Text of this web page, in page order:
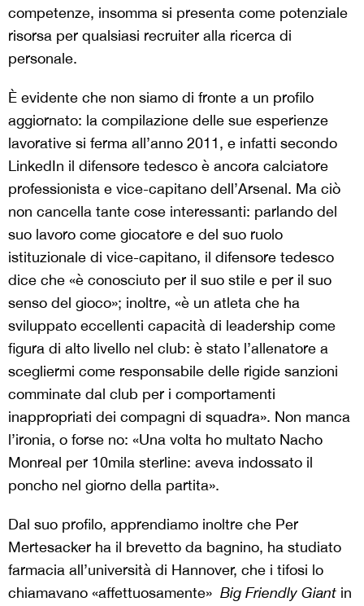
competenze, insomma si presenta come potenziale
risorsa per qualsiasi recruiter alla ricerca di
personale.
È evidente che non siamo di fronte a un profilo
aggiornato: la compilazione delle sue esperienze
lavorative si ferma all’anno 2011, e infatti secondo
LinkedIn il difensore tedesco è ancora calciatore
professionista e vice-capitano dell’Arsenal. Ma ciò
non cancella tante cose interessanti: parlando del
suo lavoro come giocatore e del suo ruolo
istituzionale di vice-capitano, il difensore tedesco
dice che «è conosciuto per il suo stile e per il suo
senso del gioco»; inoltre, «è un atleta che ha
sviluppato eccellenti capacità di leadership come
figura di alto livello nel club: è stato l’allenatore a
scegliermi come responsabile delle rigide sanzioni
comminate dal club per i comportamenti
inappropriati dei compagni di squadra». Non manca
l’ironia, o forse no: «Una volta ho multato Nacho
Monreal per 10mila sterline: aveva indossato il
poncho nel giorno della partita».
Dal suo profilo, apprendiamo inoltre che Per
Mertesacker ha il brevetto da bagnino, ha studiato
farmacia all’università di Hannover, che i tifosi lo
chiamavano «affettuosamente» Big Friendly Giant in